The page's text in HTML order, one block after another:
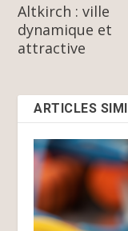
Altkirch : ville
dynamique et
attractive
ARTICLES